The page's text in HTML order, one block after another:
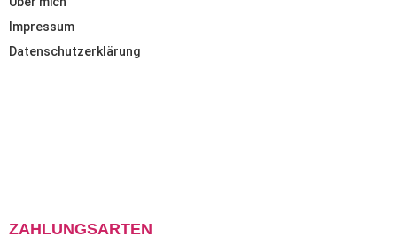
Impressum
Datenschutzerklärung
ZAHLUNGSARTEN